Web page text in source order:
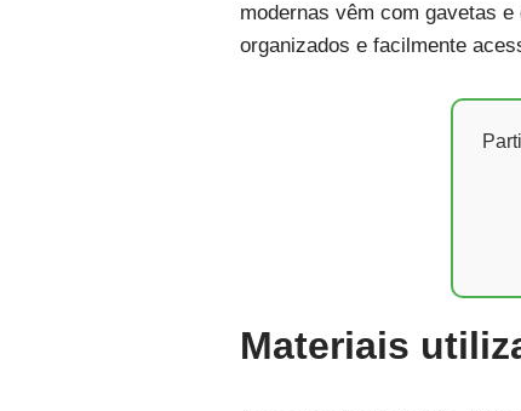
modernas vêm com gavetas
organizados e facilmente
Materiais